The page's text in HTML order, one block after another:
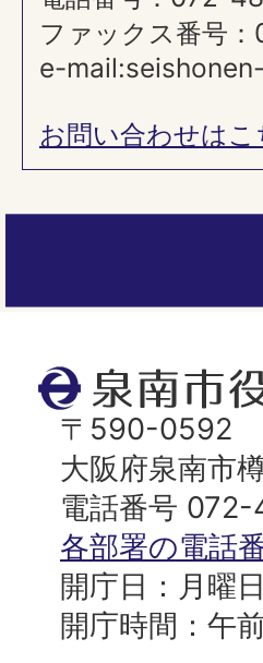
ファックス番号
e-
お問い合わせはこ
泉
南
市
役
所
〒590-0592
大阪府泉南市
電話番号
各部署の電話
開庁日：月曜
開庁時間：午